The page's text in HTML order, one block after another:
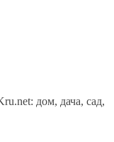
дом, дача, сад,